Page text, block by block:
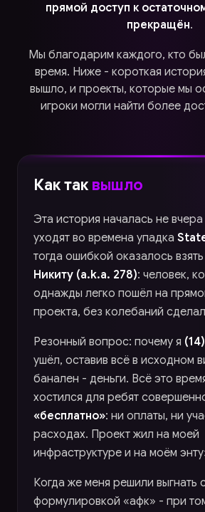
прямой доступ к
прекращён.
Мы благодарим каждого, кто
время. Ниже - короткая
вышло, и проекты, которые мы
игроки могли найти более
Как так вышло
Эта история началась не
уходят во времена упадка
тогда ошибкой оказалось
Никиту (a.k.a. 278): человек,
однажды легко пошёл на
проекта, без колебаний
Резонный вопрос: почему я (14)
ушёл, оставив всё в исходном
банален - деньги. Всё это
хостился для ребят
«бесплатно»: ни оплаты, ни
расходах. Проект жил на моей
инфраструктуре и на моём
Когда же меня решили выгнать
формулировкой «афк» - при